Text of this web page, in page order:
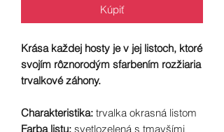
Kúpiť
Krása každej hosty je v jej listoch, ktoré
svojím rôznorodým sfarbením rozžiaria
trvalkové záhony.
Charakteristika: trvalka okrasná listom
Farba listu: svetlozelená s tmavšími